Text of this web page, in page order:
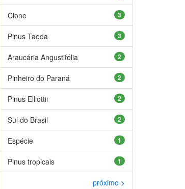
3
Clone
3
Pinus Taeda
2
Araucária Angustifólia
2
Pinheiro do Paraná
2
Pinus Elliottii
2
Sul do Brasil
1
Espécie
1
Pinus tropicais
próximo >